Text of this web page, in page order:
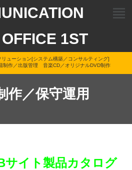
1ST
ューション[システム構築／コンサルティング]
作／出版管理 音楽CD／オリジナルDVD制作
作／保守運用
イト製品カタログ